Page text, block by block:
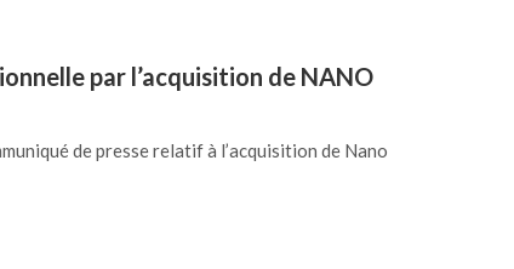
par l’acquisition de NANO
de presse relatif à l’acquisition de Nano